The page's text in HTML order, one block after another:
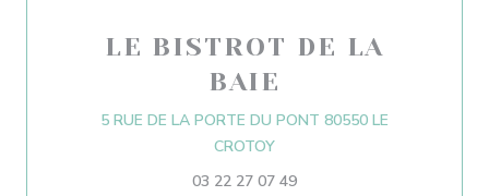
LE BISTROT DE LA
BAIE
5 RUE DE LA PORTE DU PONT 80550 LE
CROTOY((otevře se v novém okně))
03 22 27 07 49